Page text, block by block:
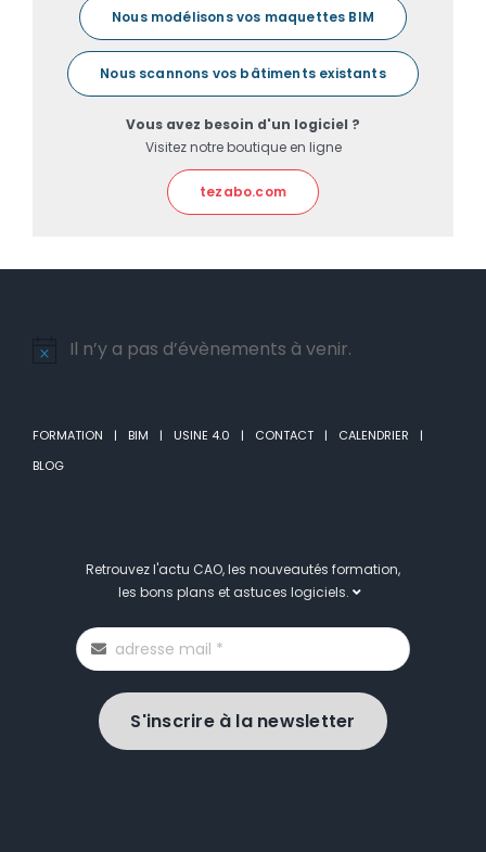
Nous modélisons vos maquettes BIM
Nous scannons vos bâtiments existants
Vous avez besoin d'un logiciel ?
Visitez notre boutique en ligne
tezabo.com
Notice
Il n’y a pas d’évènements à venir.
FORMATION BIM USINE 4.0 CONTACT
CALENDRIER
BLOG
Retrouvez l'actu CAO, les nouveautés formation,
les bons plans et astuces logiciels.
S'inscrire à la newsletter